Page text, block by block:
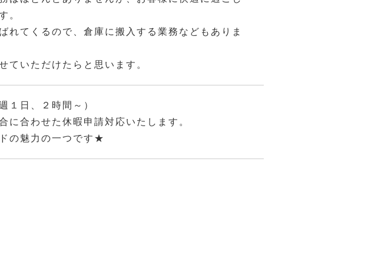
。
れてくるので、倉庫に搬入する業務などもありま
ていただけたらと思います。
１日、２時間～）
に合わせた休暇申請対応いたします。
の魅力の一つです★